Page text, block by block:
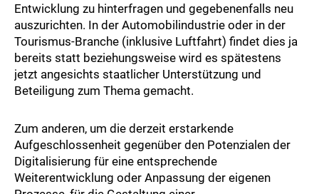
Entwicklung zu hinterfragen und gegebenenfalls neu
auszurichten. In der Automobilindustrie oder in der
Tourismus-Branche (inklusive Luftfahrt) findet dies ja
bereits statt beziehungsweise wird es spätestens
jetzt angesichts staatlicher Unterstützung und
Beteiligung zum Thema gemacht.
Zum anderen, um die derzeit erstarkende
Aufgeschlossenheit gegenüber den Potenzialen der
Digitalisierung für eine entsprechende
Weiterentwicklung oder Anpassung der eigenen